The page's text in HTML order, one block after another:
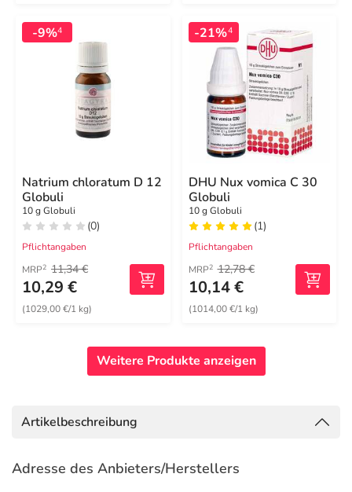
-9%4
Natrium chloratum D 12
Globuli
10 g Globuli
(0)
Pflichtangaben
MRP2 11,34 €
10,29 €
(1029,00 €/1 kg)
-21%4
DHU Nux vomica C 30
Globuli
10 g Globuli
(1)
Pflichtangaben
MRP2 12,78 €
10,14 €
(1014,00 €/1 kg)
Weitere Produkte anzeigen
Artikelbeschreibung
Adresse des Anbieters/Herstellers